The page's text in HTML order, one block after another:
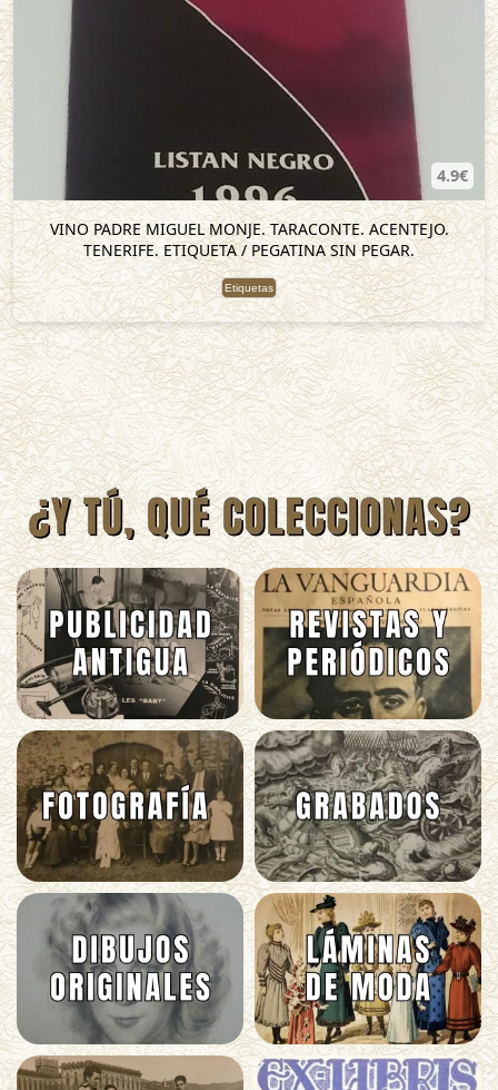
4.9€
VINO PADRE MIGUEL MONJE. TARACONTE. ACENTEJO.
TENERIFE. ETIQUETA / PEGATINA SIN PEGAR.
Etiquetas